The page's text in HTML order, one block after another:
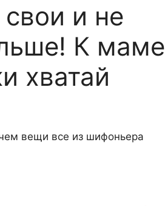
и не
К маме
хватай
вещи все из шифоньера